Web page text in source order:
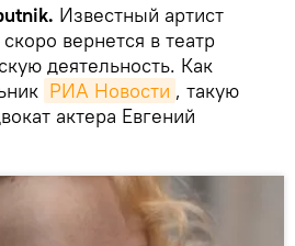
Известный артист
вернется в театр
деятельность. Как
РИА Новости , такую
актера Евгений